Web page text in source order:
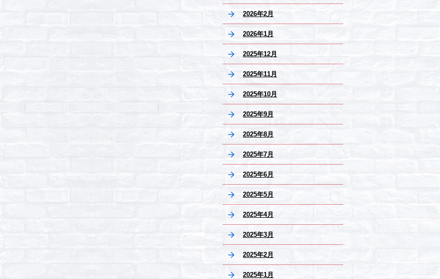
2026年2月
2026年1月
2025年12月
2025年11月
2025年10月
2025年9月
2025年8月
2025年7月
2025年6月
2025年5月
2025年4月
2025年3月
2025年2月
2025年1月